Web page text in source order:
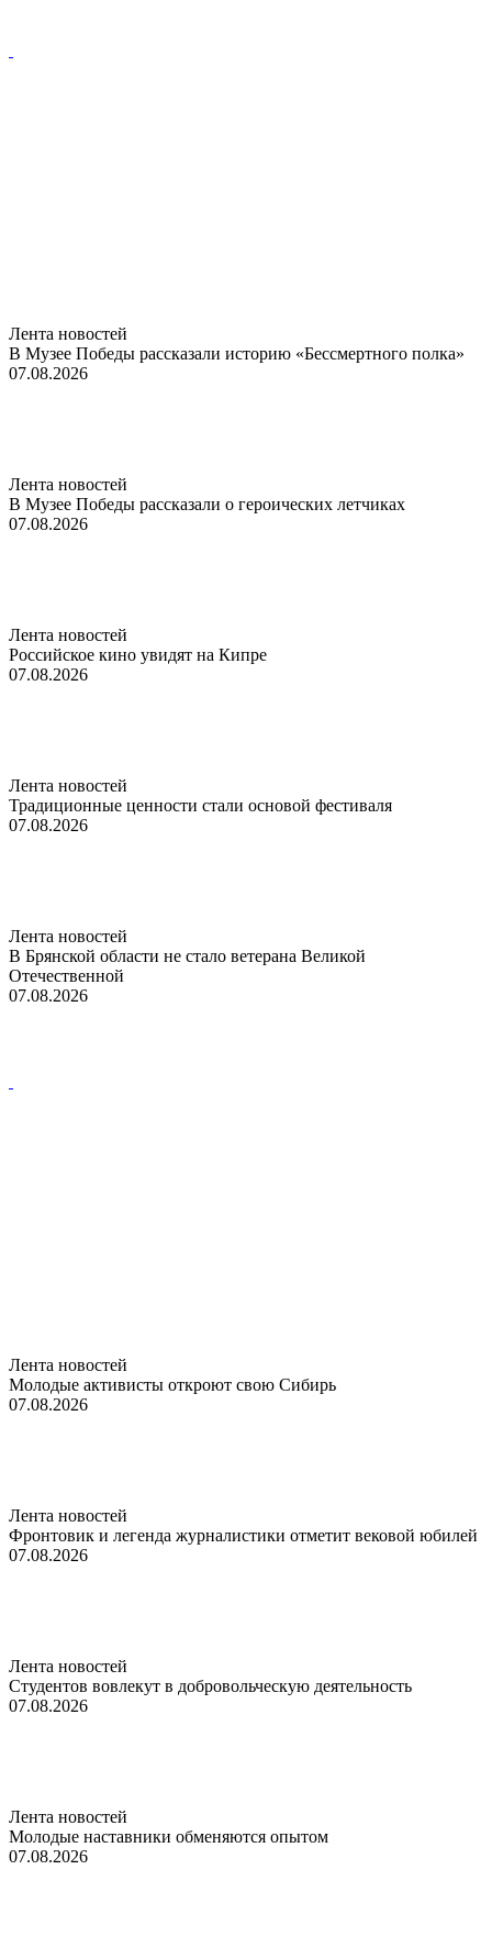
Лента новостей
В Музее Победы рассказали историю «Бессмертного полка»
07.08.2026
Лента новостей
В Музее Победы рассказали о героических летчиках
07.08.2026
Лента новостей
Российское кино увидят на Кипре
07.08.2026
Лента новостей
Традиционные ценности стали основой фестиваля
07.08.2026
Лента новостей
В Брянской области не стало ветерана Великой
Отечественной
07.08.2026
Лента новостей
Молодые активисты откроют свою Сибирь
07.08.2026
Лента новостей
Фронтовик и легенда журналистики отметит вековой юбилей
07.08.2026
Лента новостей
Студентов вовлекут в добровольческую деятельность
07.08.2026
Лента новостей
Молодые наставники обменяются опытом
07.08.2026